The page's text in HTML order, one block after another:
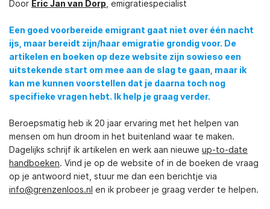
Door Eric Jan van Dorp , emigratiespecialist
Een goed voorbereide emigrant gaat niet over één nacht
ijs, maar bereidt zijn/haar emigratie grondig voor. De
artikelen en boeken op deze website zijn sowieso een
uitstekende start om mee aan de slag te gaan, maar ik
kan me kunnen voorstellen dat je daarna toch nog
specifieke vragen hebt. Ik help je graag verder.
Beroepsmatig heb ik 20 jaar ervaring met het helpen van
mensen om hun droom in het buitenland waar te maken.
Dagelijks schrijf ik artikelen en werk aan nieuwe up-to-date
handboeken. Vind je op de website of in de boeken de vraag
op je antwoord niet, stuur me dan een berichtje via
info@grenzenloos.nl en ik probeer je graag verder te helpen.